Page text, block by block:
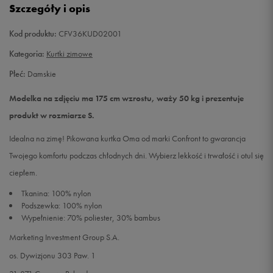
Szczegóły i opis
Kod produktu: CFV36KUD02001
Kategoria: Kurtki zimowe
Płeć: Damskie
Modelka na zdjęciu ma 175 cm wzrostu, waży 50 kg i prezentuje
produkt w rozmiarze S.
Idealna na zimę! Pikowana kurtka Oma od marki Confront to gwarancja
Twojego komfortu podczas chłodnych dni. Wybierz lekkość i trwałość i otul się
ciepłem.
Tkanina: 100% nylon
Podszewka: 100% nylon
Wypełnienie: 70% poliester, 30% bambus
Marketing Investment Group S.A.
os. Dywizjonu 303 Paw. 1